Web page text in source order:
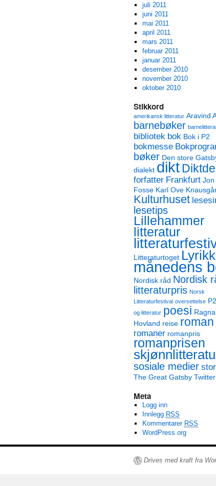
juli 2011
juni 2011
mai 2011
april 2011
mars 2011
februar 2011
januar 2011
desember 2010
november 2010
oktober 2010
Stikkord
amerikansk litteratur Aravind
barnebøker
bibliotek bok Bok i P2
bokmesse
bøker Den store
dialekt dikt
forfatter Frankfurt Jon
Fosse Karl Ove
Kulturhuset
lesetips
Lillehammer
litteratur
Litteraturtoget Lyrikk
månedens
Nordisk råd Nordisk
litteraturpris Norsk
Litteraturfestival oversettelse P2
og litteratur poesi
Hovland reise roman
romaner romanpris
romanprisen
sosiale medier
The Great Gatsby Twitter
Meta
Logg inn
Innlegg RSS
Kommentarer RSS
WordPress.org
Drives med kraft fra